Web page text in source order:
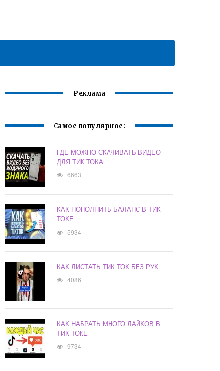
Реклама
Самое популярное:
ГДЕ МОЖНО СКАЧИВАТЬ ВИДЕО
ДЛЯ ТИК ТОКА
6663
КАК ПОПОЛНИТЬ БАЛАНС В ТИК
ТОКЕ
5934
КАК ЛИСТАТЬ ТИК ТОК БЕЗ РУК
4086
КАК НАБРАТЬ МНОГО ЛАЙКОВ В
ТИК ТОКЕ
9734